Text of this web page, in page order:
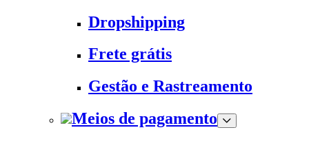
Dropshipping
Frete grátis
Gestão e Rastreamento
Meios de pagamento